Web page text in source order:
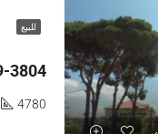
للبيع
4780